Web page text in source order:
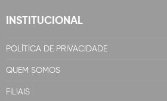
INSTITUCIONAL
POLÍTICA DE PRIVACIDADE
QUEM SOMOS
FILIAIS